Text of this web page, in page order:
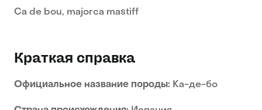
Ca de bou, majorca mastiff
Краткая справка
Официальное название породы: Ка-де-бо